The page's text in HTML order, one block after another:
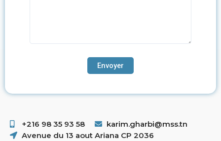
+216 98 35 93 58 ​
karim.gharbi@mss.tn
Avenue du 13 aout Ariana CP 2036